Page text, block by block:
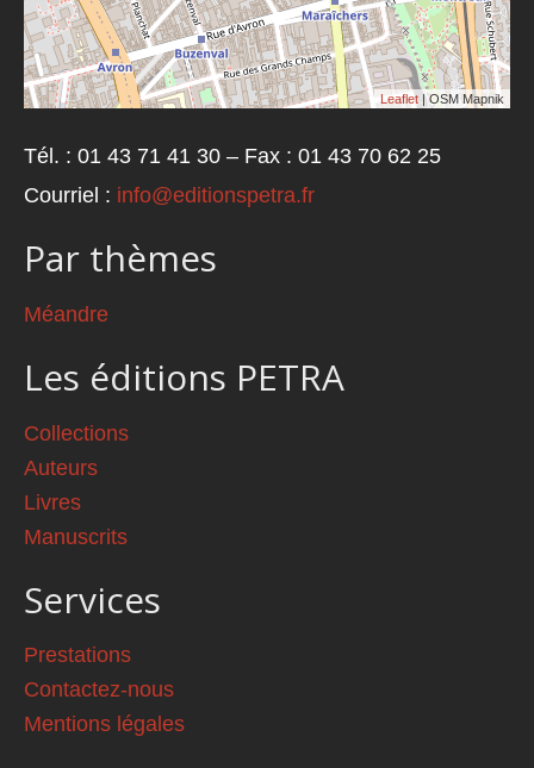
Leaflet | OSM Mapnik
Tél. : 01 43 71 41 30 – Fax : 01 43 70 62 25
Courriel : info@editionspetra.fr
Par thèmes
Méandre
Les éditions PETRA
Collections
Auteurs
Livres
Manuscrits
Services
Prestations
Contactez-nous
Mentions légales